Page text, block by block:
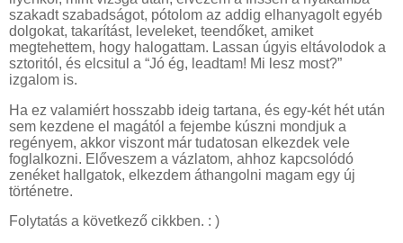
szakadt szabadságot, pótolom az addig elhanyagolt egyéb
dolgokat, takarítást, leveleket, teendőket, amiket
megtehettem, hogy halogattam. Lassan úgyis eltávolodok a
sztoritól, és elcsitul a “Jó ég, leadtam! Mi lesz most?”
izgalom is.
Ha ez valamiért hosszabb ideig tartana, és egy-két hét után
sem kezdene el magától a fejembe kúszni mondjuk a
regényem, akkor viszont már tudatosan elkezdek vele
foglalkozni. Előveszem a vázlatom, ahhoz kapcsolódó
zenéket hallgatok, elkezdem áthangolni magam egy új
történetre.
Folytatás a következő cikkben. : )